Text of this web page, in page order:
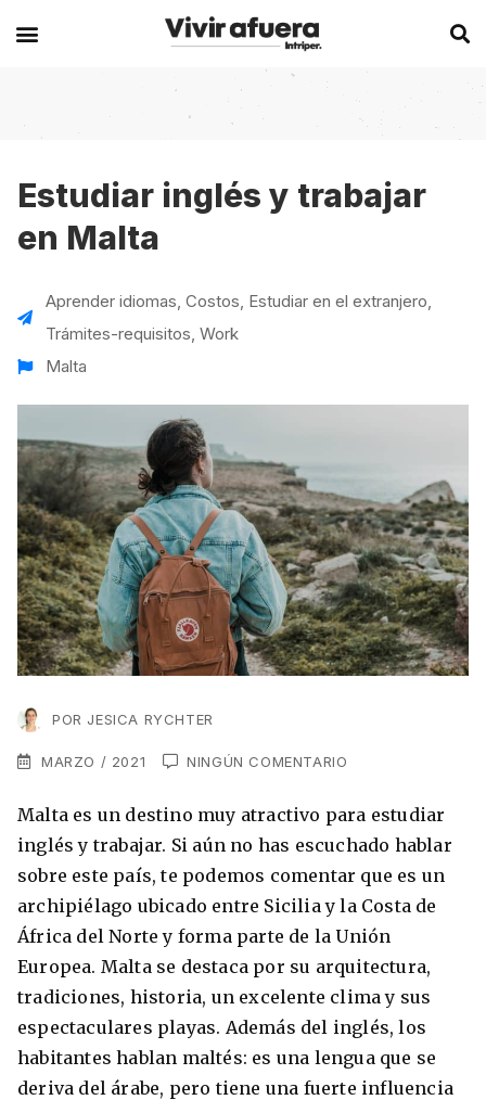
Secciones
Becas
Historias de viajeros
Visas
Voluntariados
Work
Working Holidays
Lo último sobre intercambios
Los países que más innovan en el campo
digital
Romina Guzman 24/11/2021
Europa
Alemania
Bélgica
Francia
Irlanda
Italia
Malta
Reino Unido
Suecia
Asia
Oceanía
Australia
Nueva Zelanda
América
Brasil
Experiencias en el extranjero
Australia
Canadá
Malta
Nueva Zelanda
VER TODAS LAS EXPERIENCIAS
Estudia un Máster de Marketing en Madrid
Estudia Inglés frente al Mediterráneo
Síguenos en las redes
Suscríbete a nuestro
Recibe toda la info que necesitas para
vivir afuera.
He leído y acepto los Términos y
Condiciones
ENVIAR
Estudiar inglés y trabajar
en Malta
Aprender idiomas, Costos, Estudiar en el extranjero,
Trámites-requisitos, Work
Malta
POR JESICA RYCHTER
MARZO / 2021 NINGÚN COMENTARIO
Malta es un destino muy atractivo para estudiar
inglés y trabajar. Si aún no has escuchado hablar
sobre este país, te podemos comentar que es un
archipiélago ubicado entre Sicilia y la Costa de
África del Norte y forma parte de la Unión
Europea. Malta se destaca por su arquitectura,
tradiciones, historia, un excelente clima y sus
espectaculares playas. Además del inglés, los
habitantes hablan maltés: es una lengua que se
deriva del árabe, pero tiene una fuerte influencia